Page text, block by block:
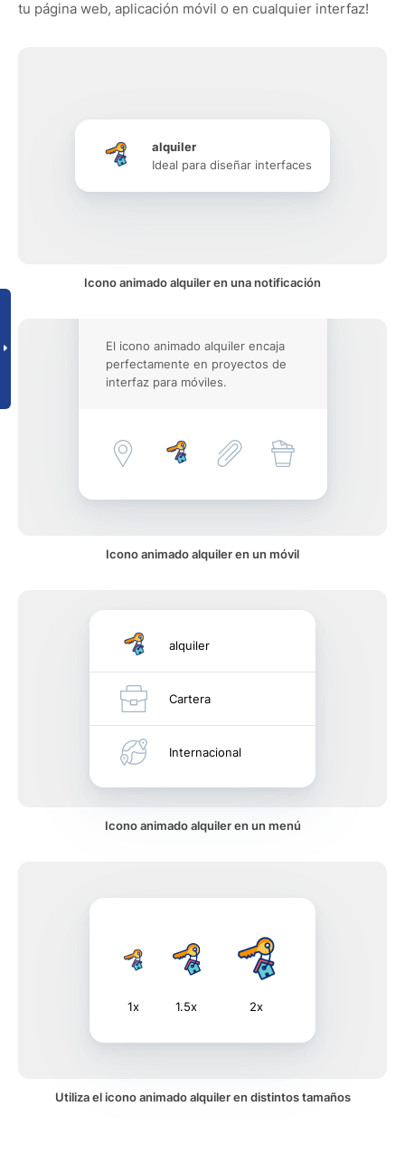
tu página web, aplicación móvil o en cualquier interfaz!
alquiler
Ideal para diseñar interfaces
Icono animado alquiler en una notificación
El icono animado alquiler encaja
perfectamente en proyectos de
interfaz para móviles.
Icono animado alquiler en un móvil
alquiler
Cartera
Internacional
Icono animado alquiler en un menú
1x 1.5x 2x
Utiliza el icono animado alquiler en distintos tamaños